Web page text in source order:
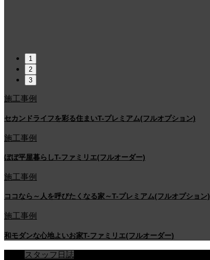
1
2
3
施工事例
セカンドライフを彩る住まいT-プレミアム(フルオプション)
施工事例
ぼぼ平屋暮らしT-ファミリエ(フルオーダー)
施工事例
ココなら～人を呼びたくなる家～T-プレミアム(フルオプション)
施工事例
和モダンな心地よいお家T-ファミリエ(フルオーダー)
スタッフ日誌